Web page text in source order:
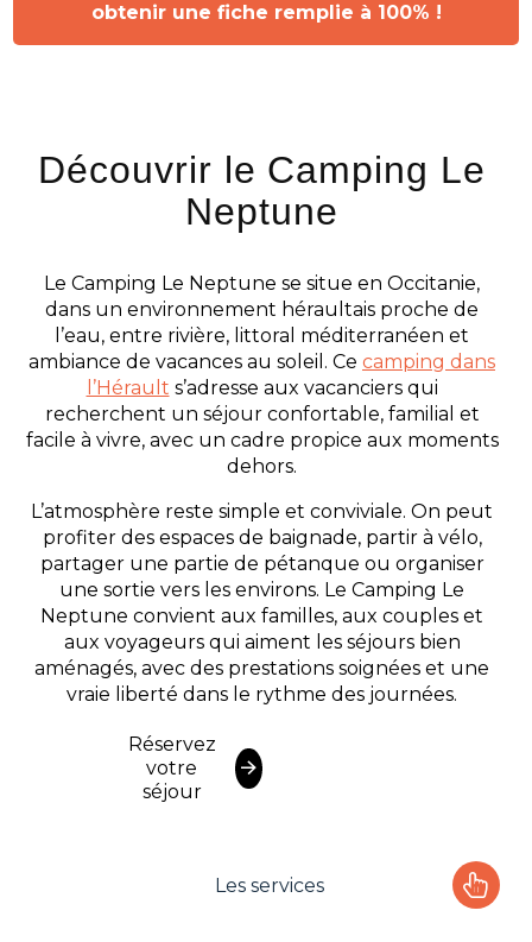
Découvrir le Camping Le
Neptune
Le Camping Le Neptune se situe en Occitanie,
dans un environnement héraultais proche de
l’eau, entre rivière, littoral méditerranéen et
ambiance de vacances au soleil. Ce camping dans
l’Hérault s’adresse aux vacanciers qui
recherchent un séjour confortable, familial et
facile à vivre, avec un cadre propice aux moments
dehors.
L’atmosphère reste simple et conviviale. On peut
profiter des espaces de baignade, partir à vélo,
partager une partie de pétanque ou organiser
une sortie vers les environs. Le Camping Le
Neptune convient aux familles, aux couples et
aux voyageurs qui aiment les séjours bien
aménagés, avec des prestations soignées et une
vraie liberté dans le rythme des journées.
Réservez
votre
séjour
obtenir une fiche remplie à 100% !
Les services